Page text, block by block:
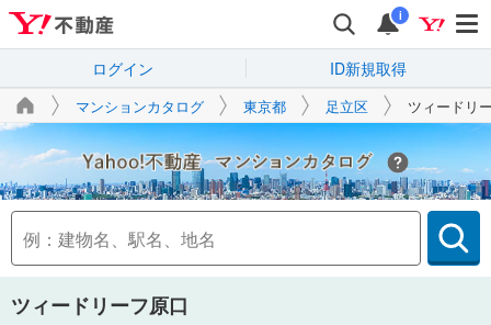
i
ログイン ID新規取得
マンションカタログ 東京都 足立区 ツィードリ
Yahoo!不動産
ツィードリーフ原口